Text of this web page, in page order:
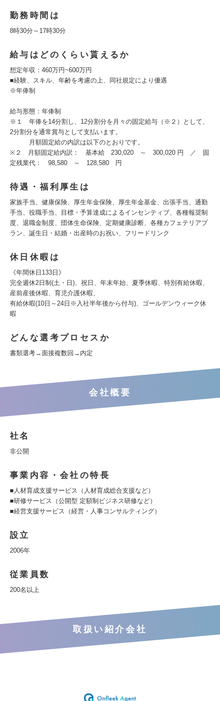
勤務時間は
8時30分～17時30分
給与はどのくらい貰えるか
想定年収：460万円~600万円
■経験、スキル、年齢を考慮の上、同社規定により優遇
※年俸制
給与形態：年俸制
※１ 年俸を14分割し、12分割分を月々の固定給与（※２）として、
2分割分を通常賞与として支払います。
月額固定給の内訳は以下のとおりです。
※２ 月額固定給内訳： 基本給 230,020 ～ 300,020 円 ／ 固
定残業代： 98,580 ～ 128,580 円
待遇・福利厚生は
家族手当、健康保険、厚生年金保険、厚生年金基金、出張手当、通勤
手当、役職手当、目標・予算達成によるインセンティブ、各種報奨制
度、退職金制度、団体生命保険、定期健康診断、各種カフェテリアプ
ラン、誕生日・結婚・出産時のお祝い、フリードリンク
休日休暇は
《年間休日133日》
完全週休2日制(土・日)、祝日、年末年始、夏季休暇、特別有給休暇、
産前産後休暇、育児介護休暇、
有給休暇(10日～24日※入社半年後から付与)、ゴールデンウィーク休
暇
どんな選考プロセスか
書類選考→面接複数回→内定
会社概要
社名
非公開
事業内容・会社の特長
■人材育成支援サービス（人材育成総合支援など）
■研修サービス（公開型 定額制ビジネス研修など）
■経営支援サービス（経営・人事コンサルティング）
設立
2006年
従業員数
200名以上
取扱い紹介会社